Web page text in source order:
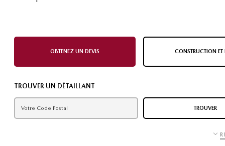
OBTENEZ UN DEVIS CONSTRUCTION ET
TROUVER UN DÉTAILLANT
TROUVER